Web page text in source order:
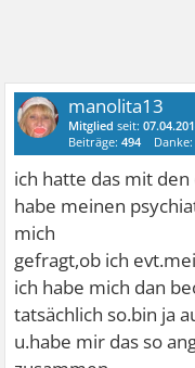
manolita13
Mitglied seit:
Beiträge:494
ich hatte das mit
habe meinen
mich
gefragt,ob ich
ich habe mich dan
tatsächlich so.bin ja
u.habe mir das so